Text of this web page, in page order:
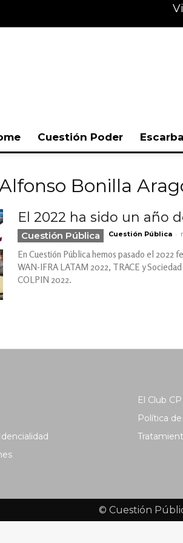
Cuestión Poder
Bonilla
El 2022 ha sido un año
Cuestión Pública Cuestión Pública -
En Cuestión Pública hemos pasado el
WAN-IFRA LATAM 2022, TRACE y
COLPIN 2022.
El Club CP
Política
© Cuestión